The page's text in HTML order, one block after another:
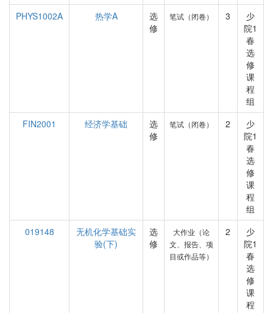
PHYS1002A
热学A
选
修
笔试（闭卷） 3
少
院1
春
选
修
课
程
组
FIN2001
经济学基础
选
修
笔试（闭卷） 2
少
院1
春
选
修
课
程
组
019148
无机化学基础实
验(下)
选
修
大作业（论
文、报告、项
目或作品等）
2
少
院1
春
选
修
课
程